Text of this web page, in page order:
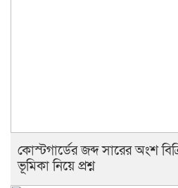
কোস্টগার্ডের জব্দ সারের অংশ
ভূমিকা নিয়ে প্রশ্ন